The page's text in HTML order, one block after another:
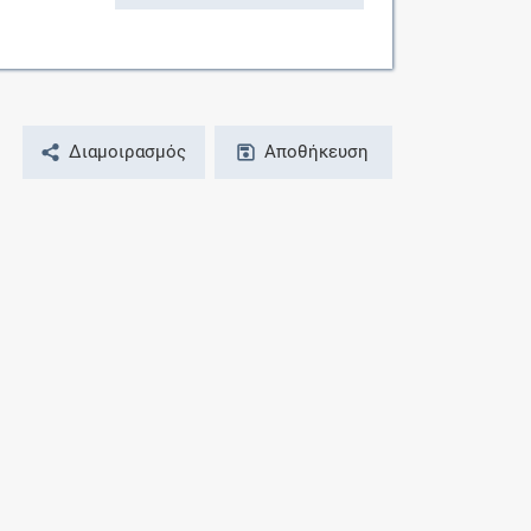
Διαμοιρασμός Αποθήκευση